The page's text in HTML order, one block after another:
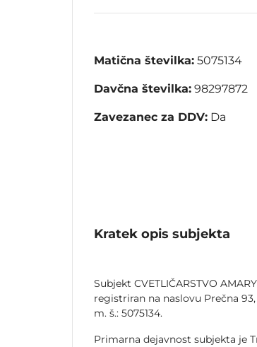
Matična številka: 5075134
Davčna številka: 98297872
Zavezanec za DDV: Da
Kratek opis subjekta
Subjekt CVETLIČARSTVO
registriran na naslovu Prečna
m. š.: 5075134.
Primarna dejavnost subjekta je